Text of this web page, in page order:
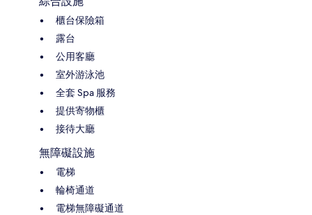
櫃台保險箱
露台
公用客廳
室外游泳池
全套 Spa 服務
提供寄物櫃
接待大廳
無障礙設施
電梯
輪椅通道
電梯無障礙通道